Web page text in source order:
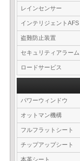
レインセンサー
インテリジェントAFS
盗難防止装置
セキュリティアラーム
ロードサービス
パワーウィンドウ
オットマン機構
フルフラットシート
チップアップシート
本革シート